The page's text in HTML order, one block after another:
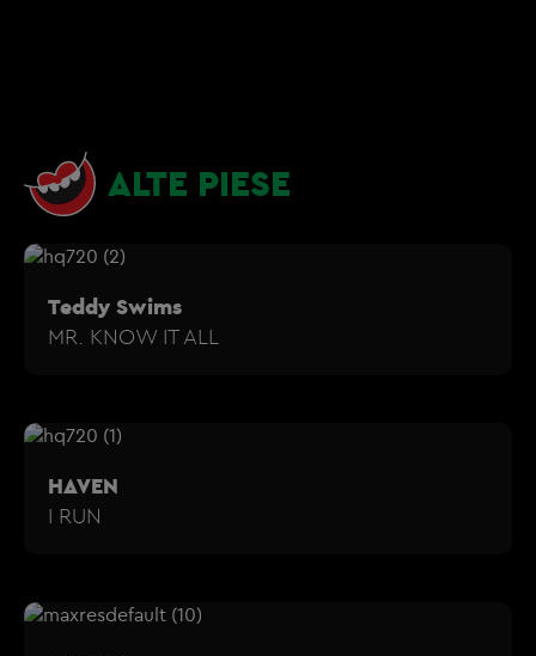
ALTE PIESE
Teddy Swims
MR. KNOW IT ALL
HAVEN
I RUN